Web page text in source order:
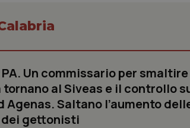
Un commissario per
tornano al Siveas e il controllo
Agenas. Saltano l’aumento
gettonisti